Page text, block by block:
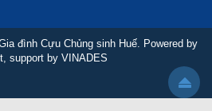
đình Cựu Chủng sinh Huế. Powered by
, support by VINADES